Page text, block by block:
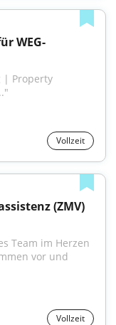
WEG-
| Property
Vollzeit
(ZMV)
Team im Herzen
vor und
Vollzeit